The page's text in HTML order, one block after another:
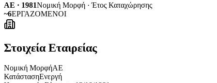
ΑΕ · 1981Νομική Μορφή · Έτος Καταχώρησης
~6ΕΡΓΑΖΟΜΕΝΟΙ
Στοιχεία Εταιρείας
Νομική ΜορφήΑΕ
ΚατάστασηΕνεργή